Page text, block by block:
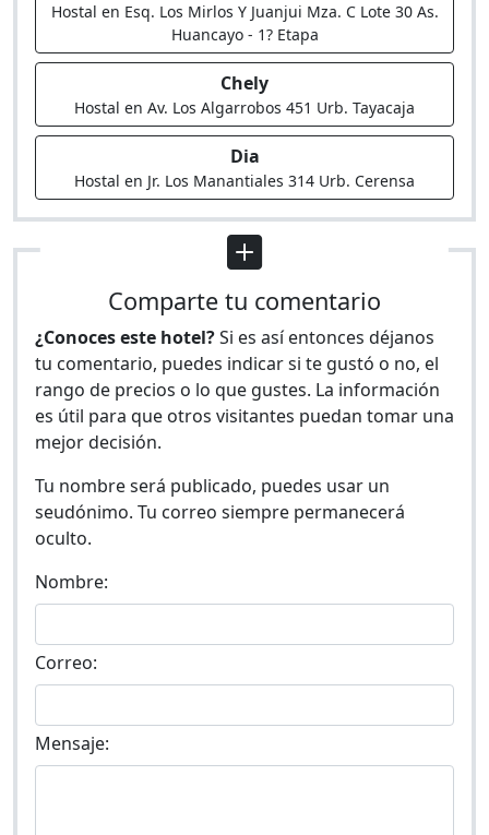
Hostal en Esq. Los Mirlos Y Juanjui Mza. C Lote 30 As.
Huancayo - 1? Etapa
Chely
Hostal en Av. Los Algarrobos 451 Urb. Tayacaja
Dia
Hostal en Jr. Los Manantiales 314 Urb. Cerensa
Comparte tu comentario
¿Conoces este hotel?Si es así entonces déjanos
tu comentario, puedes indicar si te gustó o no, el
rango de precios o lo que gustes. La información
es útil para que otros visitantes puedan tomar una
mejor decisión.
Tu nombre será publicado, puedes usar un
seudónimo. Tu correo siempre permanecerá
oculto.
Nombre:
Correo:
Mensaje: